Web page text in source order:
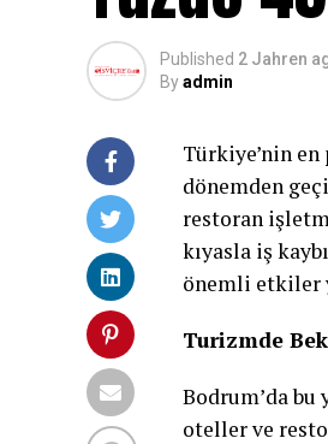
Published 2 Jahren
Byadmin
Türkiye’nin
dönemden
restoran
kıyasla iş
önemli etkiler
Turizmde
Bodrum’da bu
oteller ve